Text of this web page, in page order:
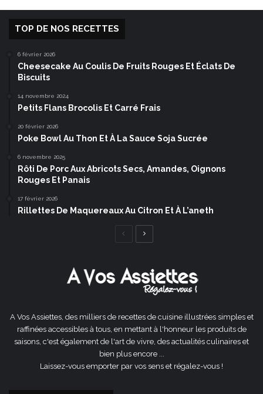
TOP DE NOS RECETTES
6 février 2026
Cheesecake Au Coulis De Fruits Rouges Et Éclats De
Biscuits
14 novembre 2024
Petits Flans Brocolis Et Carré Frais
20 février 2026
Poke Bowl Au Thon Et À La Sauce Soja Sucrée
6 novembre 2025
Rôti De Porc Aux Abricots Secs, Amandes, Oignons
Rouges Et Panais
17 février 2026
Rillettes De Maquereaux Au Citron Et À L’aneth
Page
A Vos Assiettes, des milliers de recettes de cuisine illustrées simples et
raffinées accessibles à tous, en mettant à l'honneur les produits de
saisons, c'est également de l'art de vivre, des actualités culinaires et
bien plus encore ...
Laissez-vous emporter par vos sens et régalez-vous !